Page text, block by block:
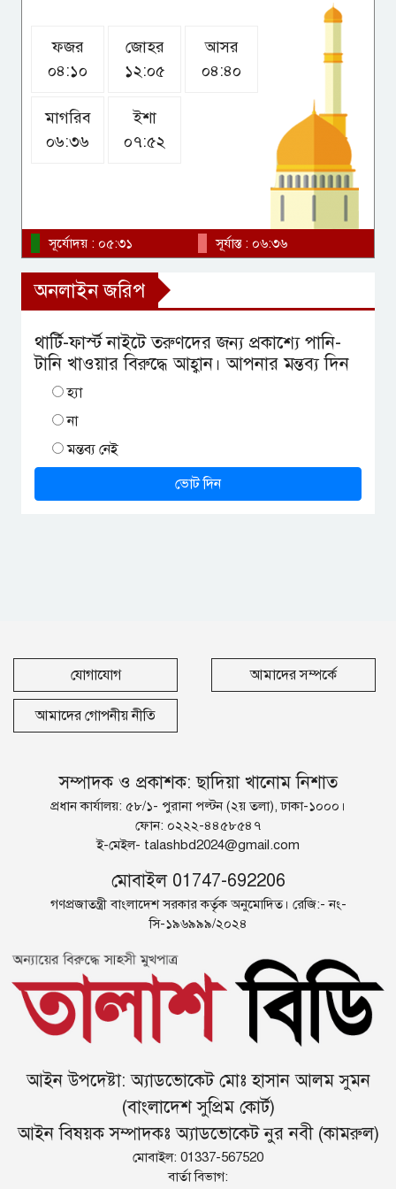
প্রধানমন্ত্রীর কাছে হেফাজতে
‘ইসলামিক ন্যাটো’ বদলে দিতে পারে
ফজর
০৪:১০
জোহর
১২:০৫
আসর
০৪:৪০
মাগরিব
০৬:৩৬
ইশা
০৭:৫২
সূর্যোদয় : ০৫:৩১ সূর্যাস্ত : ০৬:৩৬
অনলাইন জরিপ
থার্টি-ফার্স্ট নাইটে তরুণদের জন্য প্রকাশ্যে পানি-
টানি খাওয়ার বিরুদ্ধে আহ্বান। আপনার মন্তব্য দিন
হ্যা
না
মন্তব্য নেই
ভোট দিন
যোগাযোগ আমাদের সম্পর্কে
আমাদের গোপনীয় নীতি
সম্পাদক ও প্রকাশক: ছাদিয়া খানোম নিশাত
প্রধান কার্যালয়: ৫৮/১- পুরানা পল্টন (২য় তলা), ঢাকা-১০০০।
ফোন: ০২২২-৪৪৫৮৫৪৭
ই-মেইল- talashbd2024@gmail.com
মোবাইল 01747-692206
গণপ্রজাতন্ত্রী বাংলাদেশ সরকার কর্তৃক অনুমোদিত। রেজি:- নং-
সি-১৯৬৯৯৯/২০২৪
আইন উপদেষ্টা: অ্যাডভোকেট মোঃ হাসান আলম সুমন
(বাংলাদেশ সুপ্রিম কোর্ট)
আইন বিষয়ক সম্পাদকঃ অ্যাডভোকেট নুর নবী (কামরুল)
মোবাইল: 01337-567520
বার্তা বিভাগ: